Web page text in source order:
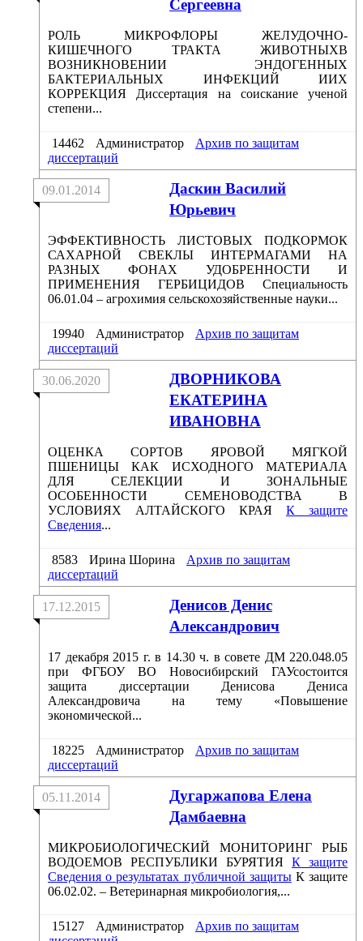
Сергеевна
РОЛЬ МИКРОФЛОРЫ ЖЕЛУДОЧНО-
КИШЕЧНОГО ТРАКТА ЖИВОТНЫХВ
ВОЗНИКНОВЕНИИ ЭНДОГЕННЫХ
БАКТЕРИАЛЬНЫХ ИНФЕКЦИЙ ИИХ
КОРРЕКЦИЯ Диссертация на соискание ученой
степени...
14462 Администратор
Архив по защитам
диссертаций
Даскин Василий
Юрьевич
09.01.2014
ЭФФЕКТИВНОСТЬ ЛИСТОВЫХ ПОДКОРМОК
САХАРНОЙ СВЕКЛЫ ИНТЕРМАГАМИ НА
РАЗНЫХ ФОНАХ УДОБРЕННОСТИ И
ПРИМЕНЕНИЯ ГЕРБИЦИДОВ Специальность
06.01.04 – агрохимия сельскохозяйственные науки...
19940 Администратор
Архив по защитам
диссертаций
ДВОРНИКОВА
ЕКАТЕРИНА
ИВАНОВНА
30.06.2020
ОЦЕНКА СОРТОВ ЯРОВОЙ МЯГКОЙ
ПШЕНИЦЫ КАК ИСХОДНОГО МАТЕРИАЛА
ДЛЯ СЕЛЕКЦИИ И ЗОНАЛЬНЫЕ
ОСОБЕННОСТИ СЕМЕНОВОДСТВА В
УСЛОВИЯХ АЛТАЙСКОГО КРАЯ К защите
Сведения...
8583 Ирина Шорина
Архив по защитам
диссертаций
Денисов Денис
Александрович
17.12.2015
17 декабря 2015 г. в 14.30 ч. в совете ДМ 220.048.05
при ФГБОУ ВО Новосибирский ГАУсостоится
защита диссертации Денисова Дениса
Александровича на тему «Повышение
экономической...
18225 Администратор
Архив по защитам
диссертаций
Дугаржапова Елена
Дамбаевна
05.11.2014
МИКРОБИОЛОГИЧЕСКИЙ МОНИТОРИНГ РЫБ
ВОДОЕМОВ РЕСПУБЛИКИ БУРЯТИЯ К защите
Сведения о результатах публичной защиты К защите
06.02.02. – Ветеринарная микробиология,...
15127 Администратор
Архив по защитам